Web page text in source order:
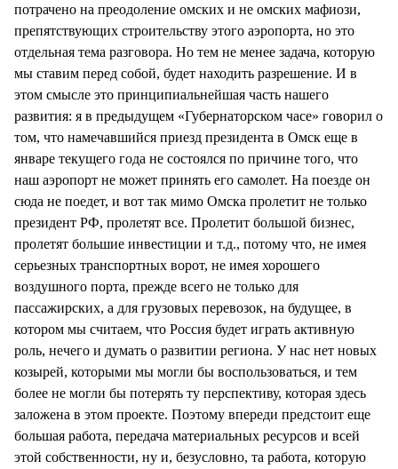
потрачено на преодоление омских и не омских мафиози,
препятствующих строительству этого аэропорта, но это
отдельная тема разговора. Но тем не менее задача, которую
мы ставим перед собой, будет находить разрешение. И в
этом смысле это принципиальнейшая часть нашего
развития: я в предыдущем «Губернаторском часе» говорил о
том, что намечавшийся приезд президента в Омск еще в
январе текущего года не состоялся по причине того, что
наш аэропорт не может принять его самолет. На поезде он
сюда не поедет, и вот так мимо Омска пролетит не только
президент РФ, пролетят все. Пролетит большой бизнес,
пролетят большие инвестиции и т.д., потому что, не имея
серьезных транспортных ворот, не имея хорошего
воздушного порта, прежде всего не только для
пассажирских, а для грузовых перевозок, на будущее, в
котором мы считаем, что Россия будет играть активную
роль, нечего и думать о развитии региона. У нас нет новых
козырей, которыми мы могли бы воспользоваться, и тем
более не могли бы потерять ту перспективу, которая здесь
заложена в этом проекте. Поэтому впереди предстоит еще
большая работа, передача материальных ресурсов и всей
этой собственности, ну и, безусловно, та работа, которую